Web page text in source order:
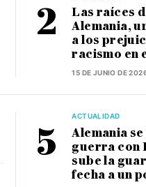
Las raíces
Alemania,
a los
racismo en
15 DE JUNIO DE
ACTUALIDAD
Alemania
guerra con
sube la
fecha a un